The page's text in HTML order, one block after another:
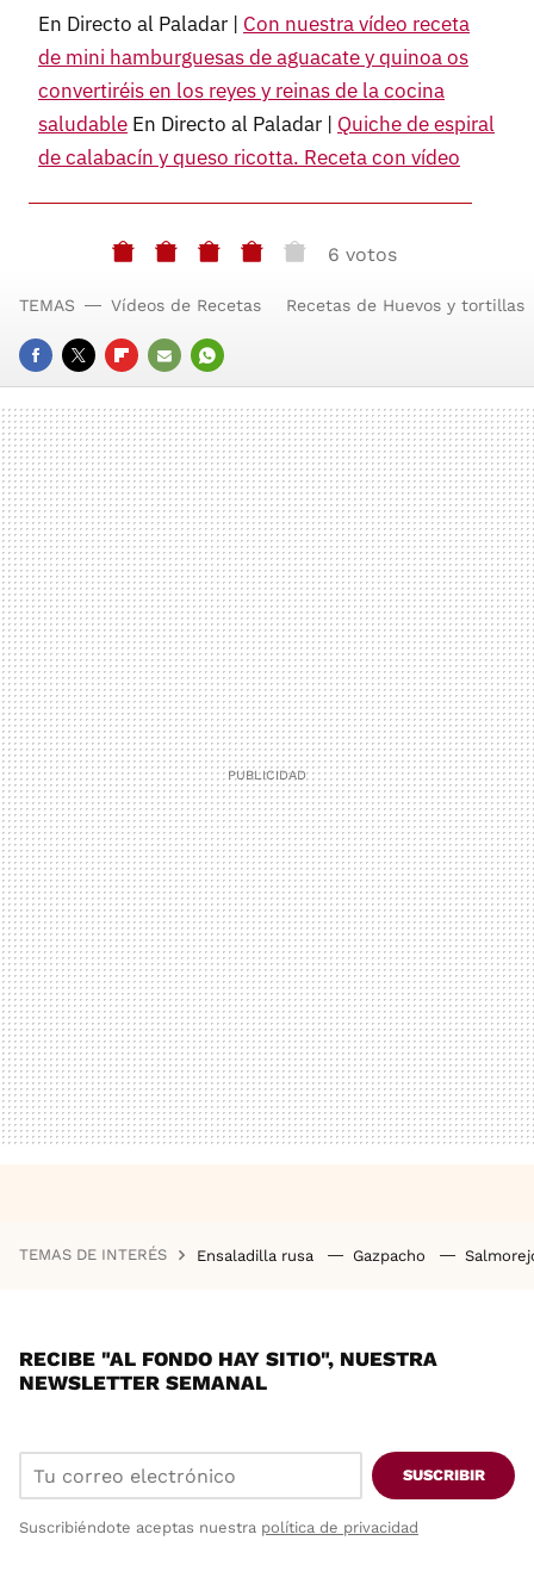
En Directo al Paladar | Con nuestra vídeo receta
de mini hamburguesas de aguacate y quinoa os
convertiréis en los reyes y reinas de la cocina
saludable En Directo al Paladar | Quiche de espiral
de calabacín y queso ricotta. Receta con vídeo
6 votos
FACEBOOK
TWITTERFLIPBOARD
E-
MAIL
WHATSAPP
TEMAS Vídeos de Recetas Recetas de Huevos y tortillas
TEMAS DE INTERÉS Ensaladilla rusa Gazpacho
RECIBE "AL FONDO HAY SITIO", NUESTRA
NEWSLETTER SEMANAL
SUSCRIBIR
Suscribiéndote aceptas nuestra política de privacidad